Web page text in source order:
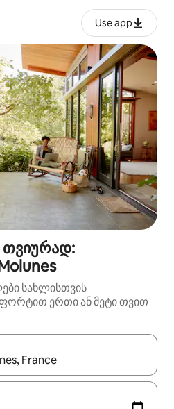
Use app
თვიურად:
სახლისთვის
ერთი ან მეტი თვით
გახდება, ნავიგაციისთვის